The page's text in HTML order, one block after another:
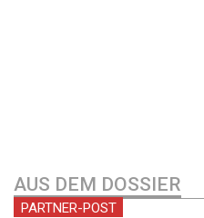
AUS DEM DOSSIER
PARTNER-POST